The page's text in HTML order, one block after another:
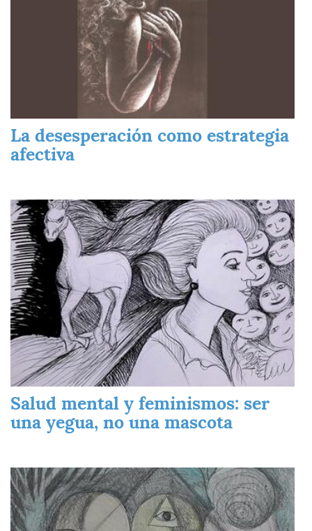
La desesperación como estrategia
afectiva
Imagen
Salud mental y feminismos: ser
una yegua, no una mascota
Imagen